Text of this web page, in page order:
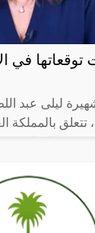
توقعاتها في
ليلى عبد
تتعلق بالمملكة